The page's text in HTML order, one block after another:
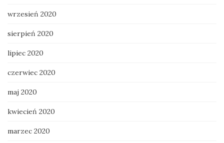
wrzesień 2020
sierpień 2020
lipiec 2020
czerwiec 2020
maj 2020
kwiecień 2020
marzec 2020